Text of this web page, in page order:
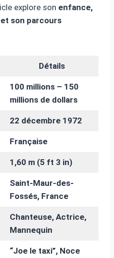
explore son enfance,
son parcours
Détails
100 millions – 150
millions de dollars
22 décembre 1972
Française
1,60 m (5 ft 3 in)
Saint-Maur-des-
Fossés, France
Chanteuse, Actrice,
Mannequin
“Joe le taxi”, Noce